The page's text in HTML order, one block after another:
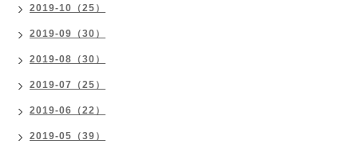
2019-10（25）
2019-09（30）
2019-08（30）
2019-07（25）
2019-06（22）
2019-05（39）